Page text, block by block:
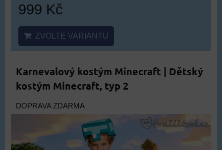
999 Kč
ZVOLTE VARIANTU
Karnevalový kostým Minecraft | Dětský
kostým Minecraft, typ 2
DOPRAVA ZDARMA